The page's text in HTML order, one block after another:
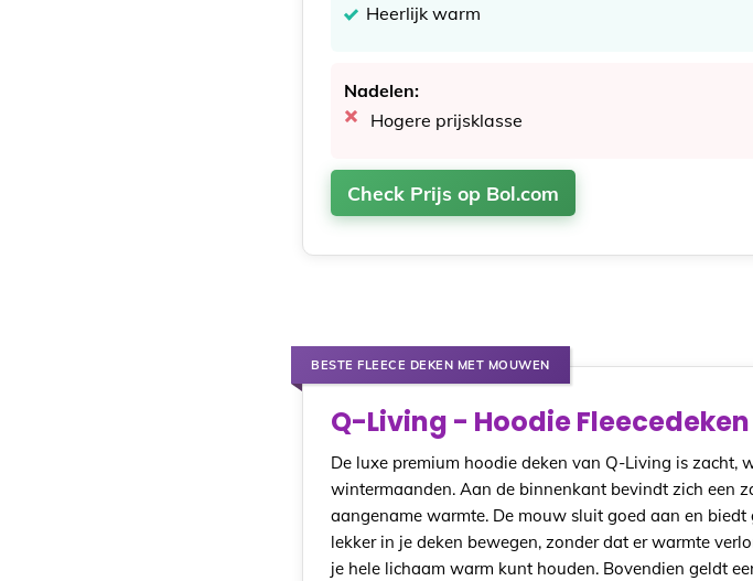
Heerlijk warm
Nadelen:
Hogere prijsklasse
Check Prijs op Bol.com
BESTE FLEECE DEKEN MET MOUWEN
Q-Living - Hoodie Fleecedeken
De luxe premium hoodie deken van Q-Living is zacht,
wintermaanden. Aan de binnenkant bevindt zich een
aangename warmte. De mouw sluit goed aan en
lekker in je deken bewegen, zonder dat er warmte
je hele lichaam warm kunt houden. Bovendien geldt